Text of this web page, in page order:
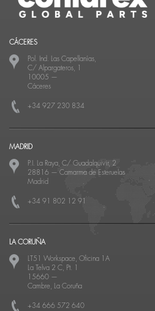
CÁCERES
Pol. Ind. Las Capellanías,
C/ Alpargateros, 1
10005 —
Cáceres
+34 927 230 834
MADRID
P.I. La Raya, C/ Guadalquivir, 2
28816 — Camarma de Esteruelas
Madrid
+34 91 802 12 91
LA CORUÑA
LT51 Workspace, Oficina 1A
La Telva 2 C, Pt. 1
15660 —
Cambre, La Coruña
+34 666 572 640